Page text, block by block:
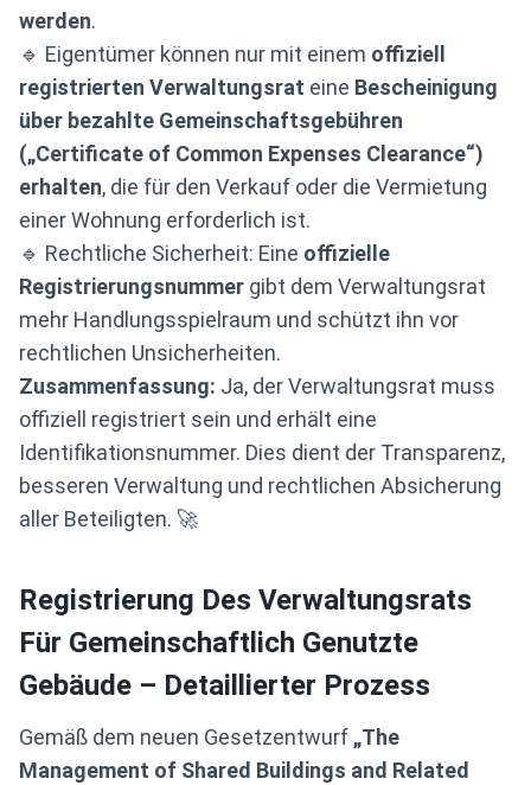
werden.
🔹 Eigentümer können nur mit einem offiziell
registrierten Verwaltungsrat eine Bescheinigung
über bezahlte Gemeinschaftsgebühren
(„Certificate of Common Expenses Clearance“)
erhalten, die für den Verkauf oder die Vermietung
einer Wohnung erforderlich ist.
🔹 Rechtliche Sicherheit: Eine offizielle
Registrierungsnummer gibt dem Verwaltungsrat
mehr Handlungsspielraum und schützt ihn vor
rechtlichen Unsicherheiten.
Zusammenfassung: Ja, der Verwaltungsrat muss
offiziell registriert sein und erhält eine
Identifikationsnummer. Dies dient der Transparenz,
besseren Verwaltung und rechtlichen Absicherung
aller Beteiligten. 🚀
Registrierung Des Verwaltungsrats
Für Gemeinschaftlich Genutzte
Gebäude – Detaillierter Prozess
Gemäß dem neuen Gesetzentwurf „The
Management of Shared Buildings and Related